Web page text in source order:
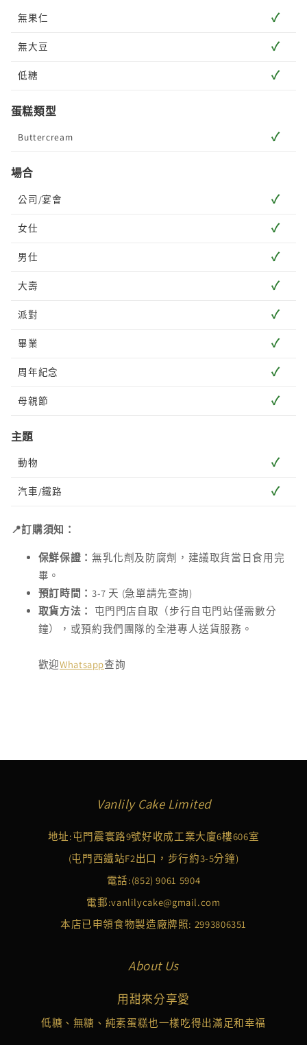
糕
數
無果仁 ✓
無大豆 ✓
低糖 ✓
蛋糕類型
Buttercream ✓
場合
公司/宴會 ✓
女仕 ✓
男仕 ✓
大壽 ✓
派對 ✓
畢業 ✓
周年紀念 ✓
母親節 ✓
主題
動物 ✓
汽車/鐵路 ✓
📍訂購須知：
保鮮保證： 無乳化劑及防腐劑，建議取貨當日食用完
畢。
預訂時間： 3-7 天 (急單請先查詢)
取貨方法：
屯門門店自取（步行自屯門站僅需數分
鐘），或預約我們團隊的全港專人送貨服務。
歡迎Whatsapp查詢
Vanlily Cake Limited
地址:屯門震寰路9號好收成工業大廈6樓606室
(屯門西鐵站F2出口，步行約3-5分鐘)
電話:(852) 9061 5904
電郵:vanlilycake@gmail.com
本店已申領食物製造廠牌照: 2993806351
About Us
用甜來分享愛
低糖、無糖、純素蛋糕也一樣吃得出滿足和幸福